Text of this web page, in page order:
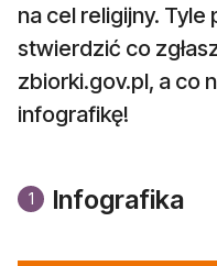
na cel religijny.
stwierdzić co
zbiorki.gov.pl, a co
infografikę!
1 Infografika